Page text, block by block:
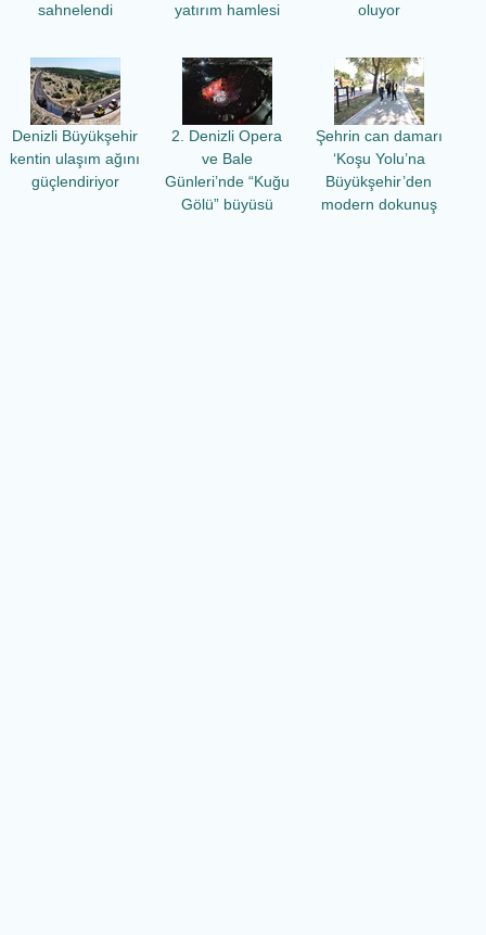
sahnelendi
yatırım hamlesi
oluyor
Denizli Büyükşehir
kentin ulaşım ağını
güçlendiriyor
2. Denizli Opera
ve Bale
Günleri’nde “Kuğu
Gölü” büyüsü
Şehrin can damarı
‘Koşu Yolu’na
Büyükşehir’den
modern dokunuş